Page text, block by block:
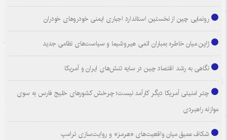
رونمایی چین از نخستین استاندارد اجباری ایمنی خودروهای خودران
ژاپن میان خاطره بمباران اتمی هیروشیما و سیاست‌های نظامی جدید
نگاهی به رشد اقتصاد چین در سایه تنش‌های ایران و آمریکا
چتر امنیتی آمریکا دیگر کارآمد نیست؛ چرخش کشورهای خلیج فارس به سوی
موازنه راهبردی
شکاف عمیق میان واقعیت‌های «هرمز» و روایت‌سازی ترامپ